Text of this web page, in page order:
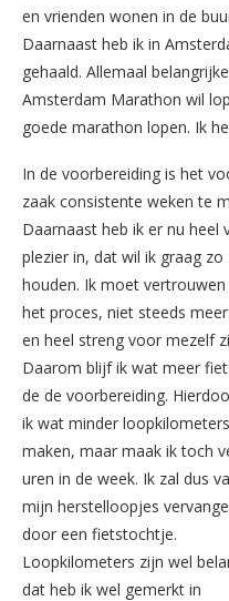
en vrienden wonen in de
Daarnaast heb ik in
gehaald. Allemaal
Amsterdam Marathon wil
goede marathon lopen. Ik
In de voorbereiding is het
zaak consistente weken te
Daarnaast heb ik er nu heel
plezier in, dat wil ik graag zo
houden. Ik moet vertrouwen
het proces, niet steeds
en heel streng voor mezelf
Daarom blijf ik wat meer
de de voorbereiding.
ik wat minder loopkilometers
maken, maar maak ik toch
uren in de week. Ik zal dus
mijn herstelloopjes
door een fietstochtje.
Loopkilometers zijn wel
dat heb ik wel gemerkt in